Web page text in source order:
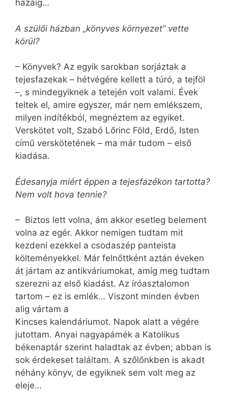
hazáig…
A szülői házban „könyves környezet” vette
körül?
– Könyvek? Az egyik sarokban sorjáztak a
tejesfazekak – hétvégére kellett a túró, a tejföl
–, s mindegyiknek a tetején volt valami. Évek
teltek el, amire egyszer, már nem emlékszem,
milyen indítékból, megnéztem az egyiket.
Verskötet volt, Szabó Lőrinc Föld, Erdő, Isten
című verskötetének – ma már tudom – első
kiadása.
Édesanyja miért éppen a tejesfazékon tartotta?
Nem volt hova tennie?
– Biztos lett volna, ám akkor esetleg be­le­­ment
volna az egér. Akkor nemigen tudtam mit
kezdeni ezekkel a csodaszép panteista
költeményekkel. Már felnőttként aztán éveken
át jártam az antikváriumokat, amíg meg tudtam
szerezni az első kiadást. Az íróasztalomon
tartom – ez is emlék… Viszont minden évben
alig vártam a
Kincses kalendáriumot. Napok alatt a végére
jutottam. Anyai nagyapámék a Katolikus
békenaptár szerint haladtak az évben; abban is
sok érdekeset találtam. A szőlőnkben is akadt
néhány könyv, de egyiknek sem volt meg az
eleje…